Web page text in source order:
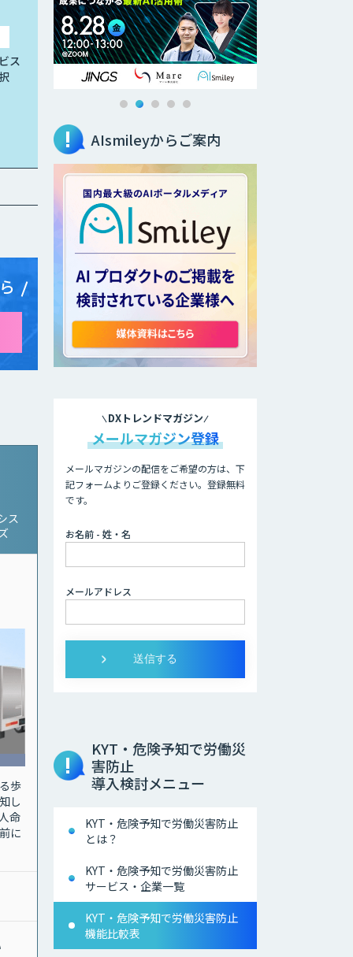
ス
ス
歩
し
命
に
AIsmileyからご案内
DXトレンドマガジン
メールマガジン登録
メールマガジンの配信をご希望の方は、下
記フォームよりご登録ください。登録無料
です。
お名前 - 姓・名
メールアドレス
KYT・危険予知で労働災
害防止
導入検討メニュー
KYT・危険予知で労働災害防止
とは？
KYT・危険予知で労働災害防止
サービス・企業一覧
KYT・危険予知で労働災害防止
機能比較表